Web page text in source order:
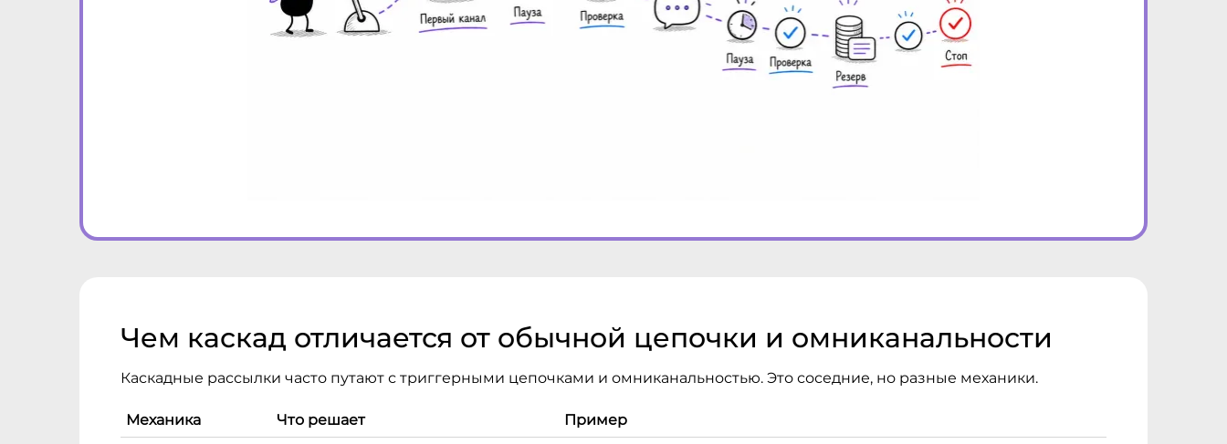
Чем каскад отличается от обычной цепочки и омниканальности
Каскадные рассылки часто путают с триггерными цепочками и омниканальностью. Это соседние, но разные механики.
Механика Что решает
Пример